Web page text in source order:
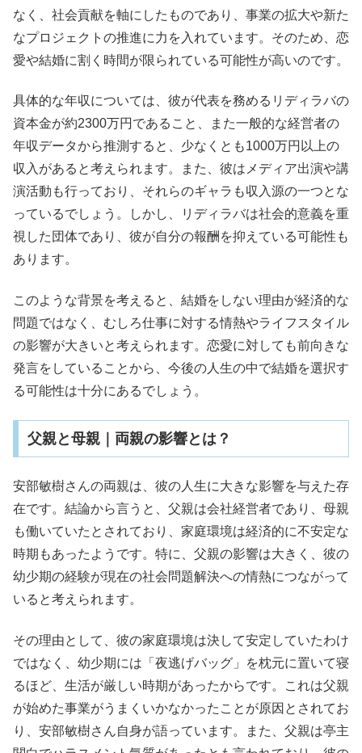
なく、社会貢献を軸にしたものであり、事業の拡大や新た
なプロジェクトの推進に力を入れています。そのため、恋
愛や結婚に割く時間が限られている可能性が高いのです。
具体的な年収については、彼が代表を務めるリディラバの
資本金が約2300万円であること、また一般的な経営者の
年収データから推測すると、少なくとも1000万円以上の
収入があると考えられます。また、彼はメディア出演や講
演活動も行っており、それらのギャラも収入源の一つとな
っているでしょう。しかし、リディラバは社会的意義を重
視した団体であり、彼が自分の報酬を抑えている可能性も
あります。
このような背景を考えると、結婚をしない理由が経済的な
問題ではなく、むしろ仕事に対する情熱やライフスタイル
の影響が大きいと考えられます。恋愛に対しても前向きな
発言をしていることから、今後の人生の中で結婚を選択す
る可能性は十分にあるでしょう。
父親と母親｜両親の影響とは？
安部敏樹さんの両親は、彼の人生に大きな影響を与えた存
在です。結論から言うと、父親は会社経営者であり、母親
も働いていたとされており、家庭環境は経済的に不安定な
時期もあったようです。特に、父親の影響は大きく、彼の
幼少期の経験が現在の社会問題解決への情熱につながって
いると考えられます。
その理由として、彼の家庭環境は決して安定していたわけ
ではなく、幼少期には「夜逃げバッグ」を枕元に置いて寝
るほど、生活が厳しい時期があったからです。これは父親
が始めた事業がうまくいかなかったことが原因とされてお
り、安部敏樹さん自身が語っています。また、父親は亭主